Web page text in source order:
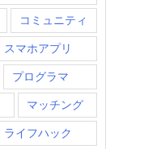
コミュニティ
スマホアプリ
プログラマ
マッチング
ライフハック